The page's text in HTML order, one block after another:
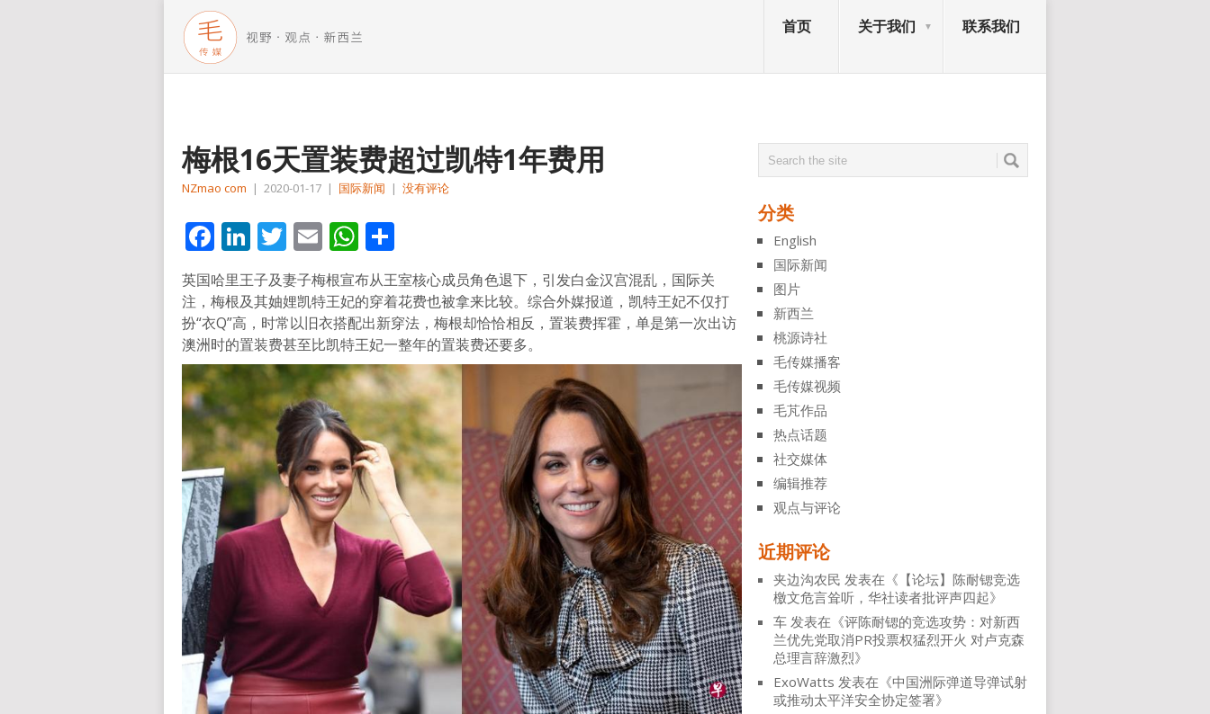
首页 关于我们 联系我们
梅根16天置装费超过凯特1年费用
NZmao com | 2020-01-17 | 国际新闻 | 没有评论
Facebook
LinkedIn
Twitter
EmailWhatsApp
享
英国哈里王子及妻子梅根宣布从王室核心成员角色退下，引发白金汉宫混乱，国际关
注，梅根及其妯娌凯特王妃的穿着花费也被拿来比较。综合外媒报道，凯特王妃不仅打
扮“衣Q”高，时常以旧衣搭配出新穿法，梅根却恰恰相反，置装费挥霍，单是第一次出访
澳洲时的置装费甚至比凯特王妃一整年的置装费还要多。
分类
English
国际新闻
图片
新西兰
桃源诗社
毛传媒播客
毛传媒视频
毛芃作品
热点话题
社交媒体
编辑推荐
观点与评论
近期评论
夹边沟农民 发表在《 【论坛】陈耐锶竞选
檄文危言耸听，华社读者批评声四起》
车 发表在《评陈耐锶的竞选攻势：对新西
兰优先党取消PR投票权猛烈开火 对卢克森
总理言辞激烈》
ExoWatts 发表在《中国洲际弹道导弹试射
或推动太平洋安全协定签署》